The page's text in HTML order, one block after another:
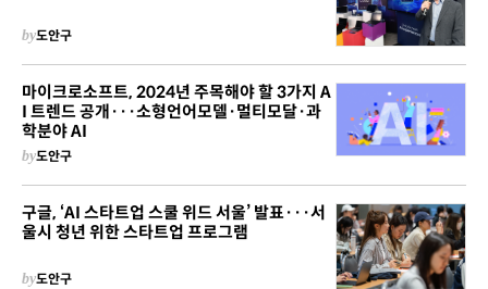
by도안구
마이크로소프트, 2024년 주목해야 할 3가지 A
I 트렌드 공개···소형언어모델·멀티모달·과
학분야 AI
by도안구
구글, ‘AI 스타트업 스쿨 위드 서울’ 발표···서
울시 청년 위한 스타트업 프로그램
by도안구